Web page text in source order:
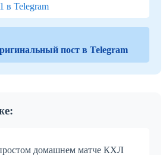
в Telegram
пост в Telegram
домашнем матче КХЛ